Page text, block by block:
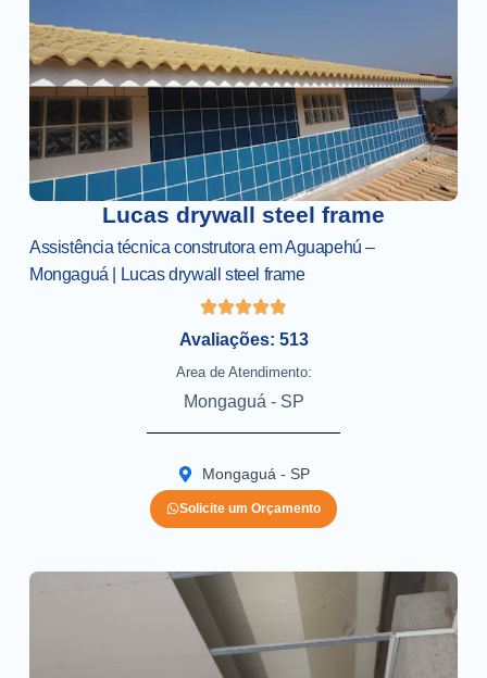
Lucas drywall steel frame
Assistência técnica construtora em Aguapehú –
Mongaguá | Lucas drywall steel frame
Avaliações: 513
Area de Atendimento:
Mongaguá - SP
Mongaguá - SP
Solicite um Orçamento